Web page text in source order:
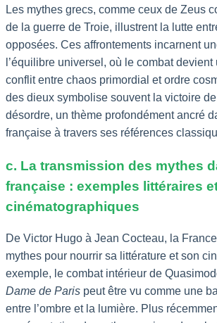
Les mythes grecs, comme ceux de Zeus
de la guerre de Troie, illustrent la lutte
opposées. Ces affrontements incarnent
l’équilibre universel, où le combat
conflit entre chaos primordial et ordre
des dieux symbolise souvent la victoire de
désordre, un thème profondément ancré
française à travers ses références
c. La transmission des mythes
française : exemples littéraires
cinématographiques
De Victor Hugo à Jean Cocteau, la
mythes pour nourrir sa littérature et son
exemple, le combat intérieur de
Dame de Paris peut être vu comme une
entre l’ombre et la lumière. Plus